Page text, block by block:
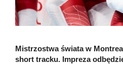
Mistrzostwa świata w
short tracku. Impreza